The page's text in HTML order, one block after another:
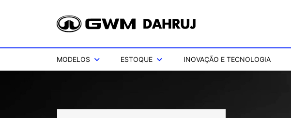
MODELOS ESTOQUE INOVAÇÃO E TECNOLOGIA